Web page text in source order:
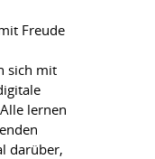
Freude
sich mit
lernen
darüber,